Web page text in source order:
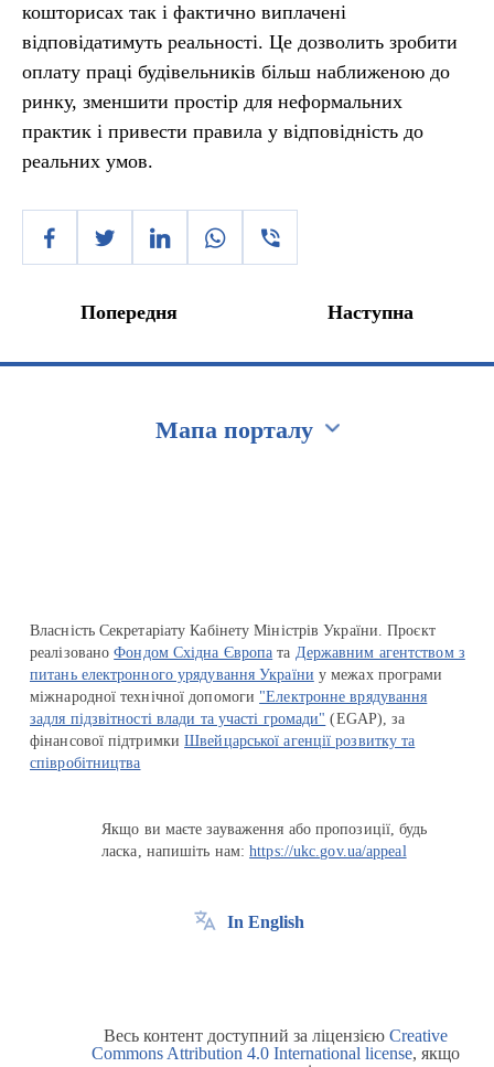
кошторисах так і фактично виплачені
відповідатимуть реальності. Це дозволить зробити
оплату праці будівельників більш наближеною до
ринку, зменшити простір для неформальних
практик і привести правила у відповідність до
реальних умов.
Попередня Наступна
Мапа порталу
Власність Секретаріату Кабінету Міністрів України. Проєкт
реалізованоФондом Східна Європа та Державним агентством з
питань електронного урядування України у межах програми
міжнародної технічної допомоги "Електронне врядування
задля підзвітності влади та участі громади" (EGAP), за
фінансової підтримкиШвейцарської агенції розвитку та
співробітництва
Якщо ви маєте зауваження або пропозиції, будь
ласка, напишіть нам:https://ukc.gov.ua/appeal
In English
Весь контент доступний за ліцензією Creative
Commons Attribution 4.0 International license, якщо